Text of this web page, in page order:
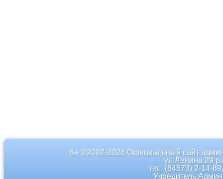
6+ ©2007-2026 Официальный сайт
ул.Ленина,29
тел. (84573) 2-14-